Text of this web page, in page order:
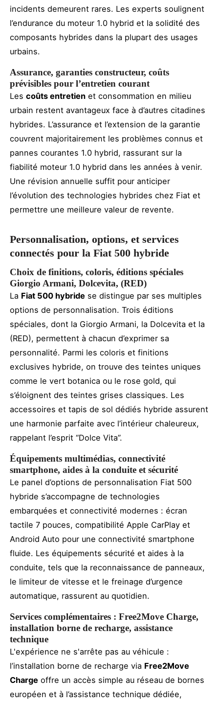
incidents demeurent rares. Les experts soulignent
l’endurance du moteur 1.0 hybrid et la solidité des
composants hybrides dans la plupart des usages
urbains.
Assurance, garanties constructeur, coûts
prévisibles pour l’entretien courant
Les coûts entretien et consommation en milieu
urbain restent avantageux face à d’autres citadines
hybrides. L’assurance et l’extension de la garantie
couvrent majoritairement les problèmes connus et
pannes courantes 1.0 hybrid, rassurant sur la
fiabilité moteur 1.0 hybrid dans les années à venir.
Une révision annuelle suffit pour anticiper
l’évolution des technologies hybrides chez Fiat et
permettre une meilleure valeur de revente.
Personnalisation, options, et services
connectés pour la Fiat 500 hybride
Choix de finitions, coloris, éditions spéciales
Giorgio Armani, Dolcevita, (RED)
La Fiat 500 hybride se distingue par ses multiples
options de personnalisation. Trois éditions
spéciales, dont la Giorgio Armani, la Dolcevita et la
(RED), permettent à chacun d’exprimer sa
personnalité. Parmi les coloris et finitions
exclusives hybride, on trouve des teintes uniques
comme le vert botanica ou le rose gold, qui
s’éloignent des teintes grises classiques. Les
accessoires et tapis de sol dédiés hybride assurent
une harmonie parfaite avec l’intérieur chaleureux,
rappelant l’esprit “Dolce Vita”.
Équipements multimédias, connectivité
smartphone, aides à la conduite et sécurité
Le panel d’options de personnalisation Fiat 500
hybride s’accompagne de technologies
embarquées et connectivité modernes : écran
tactile 7 pouces, compatibilité Apple CarPlay et
Android Auto pour une connectivité smartphone
fluide. Les équipements sécurité et aides à la
conduite, tels que la reconnaissance de panneaux,
le limiteur de vitesse et le freinage d’urgence
automatique, rassurent au quotidien.
Services complémentaires : Free2Move Charge,
installation borne de recharge, assistance
technique
L'expérience ne s'arrête pas au véhicule :
l’installation borne de recharge via Free2Move
Charge offre un accès simple au réseau de bornes
européen et à l’assistance technique dédiée,